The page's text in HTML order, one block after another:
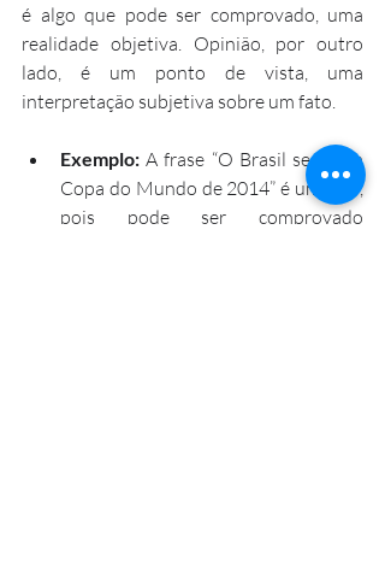
é algo que pode ser comprovado, uma
realidade objetiva. Opinião, por outro
lado, é um ponto de vista, uma
interpretação subjetiva sobre um fato.
Exemplo: A frase “O Brasil sediou a
Copa do Mundo de 2014” é um fato,
pois pode ser comprovado